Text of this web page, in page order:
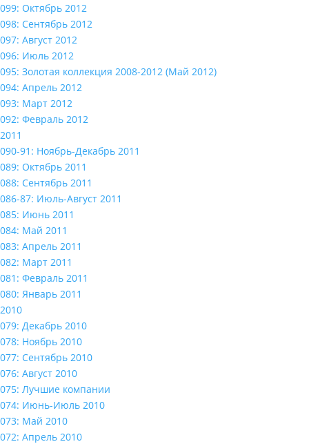
099: Октябрь 2012
098: Сентябрь 2012
097: Август 2012
096: Июль 2012
095: Золотая коллекция 2008-2012 (Май 2012)
094: Апрель 2012
093: Март 2012
092: Февраль 2012
2011
090-91: Ноябрь-Декабрь 2011
089: Октябрь 2011
088: Сентябрь 2011
086-87: Июль-Август 2011
085: Июнь 2011
084: Май 2011
083: Апрель 2011
082: Март 2011
081: Февраль 2011
080: Январь 2011
2010
079: Декабрь 2010
078: Ноябрь 2010
077: Сентябрь 2010
076: Август 2010
075: Лучшие компании
074: Июнь-Июль 2010
073: Май 2010
072: Апрель 2010